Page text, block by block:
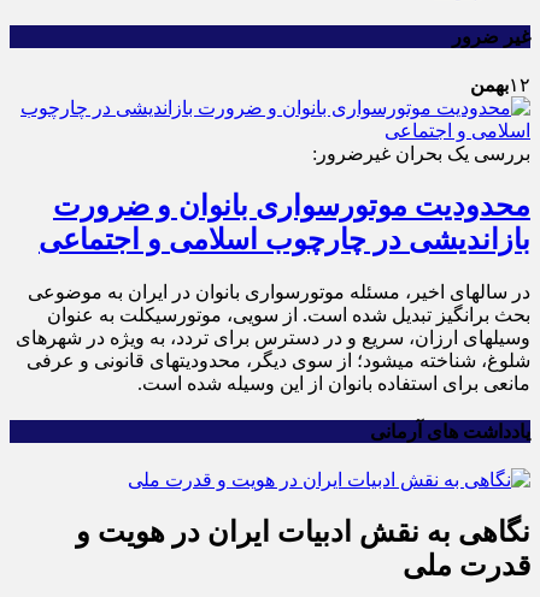
غیر ضرور
۱۲بهمن
بررسی یک بحران غیرضرور:
محدودیت موتورسواری بانوان و ضرورت
بازاندیشی در چارچوب اسلامی و اجتماعی
در سالهای اخیر، مسئله موتورسواری بانوان در ایران به موضوعی
بحث برانگیز تبدیل شده است. از سویی، موتورسیکلت به عنوان
وسیلهای ارزان، سریع و در دسترس برای تردد، به ویژه در شهرهای
شلوغ، شناخته میشود؛ از سوی دیگر، محدودیتهای قانونی و عرفی
مانعی برای استفاده بانوان از این وسیله شده است.
یادداشت های آرمانی
نگاهی به نقش ادبیات ایران در هویت و
قدرت ملی